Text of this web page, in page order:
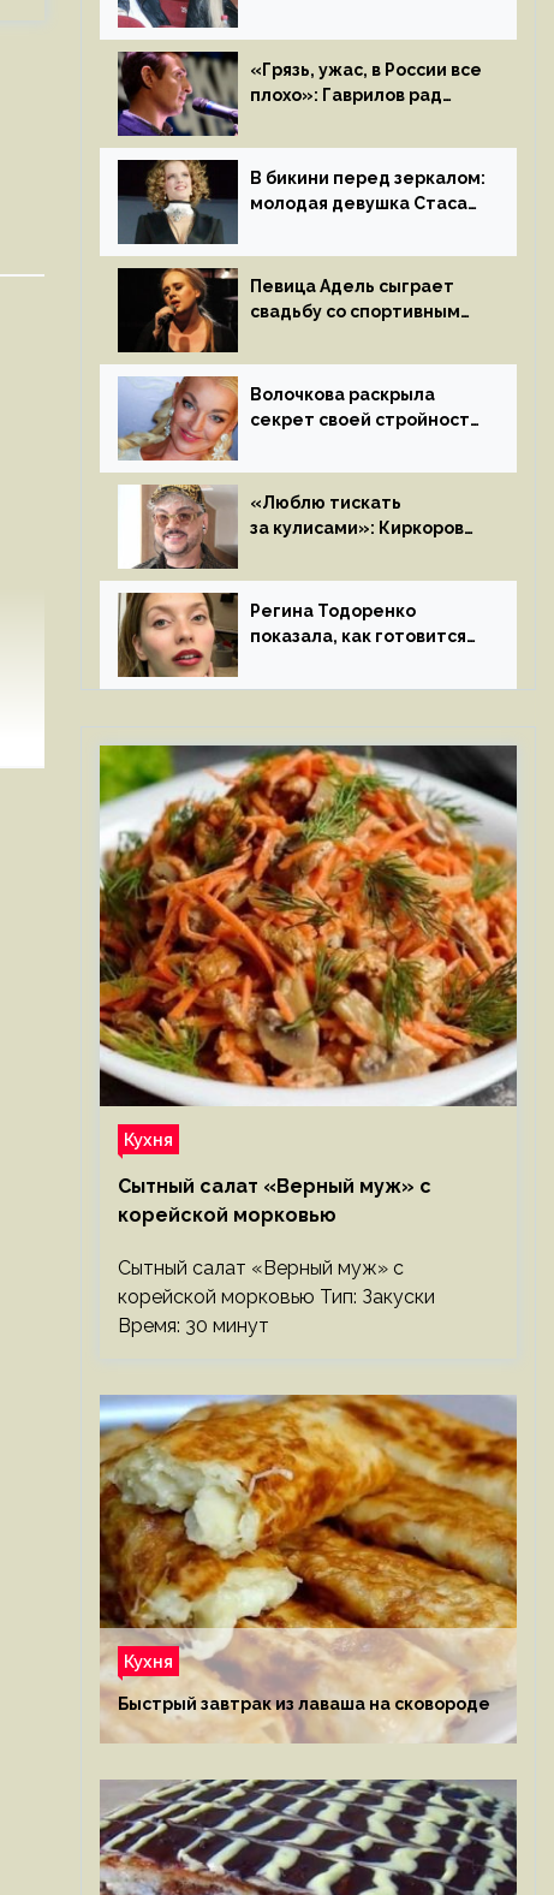
популярной
«Грязь, ужас, в России все
плохо»: Гаврилов рад
иноагентов
В бикини перед зеркалом:
молодая девушка Стаса
на камеру
Певица Адель сыграет
свадьбу со спортивным
этим летом
Волочкова раскрыла
секрет своей стройности:
страстные…»
«Люблю тискать
за кулисами»: Киркоров
к молодой особе
Регина Тодоренко
показала, как готовится
ребенка
Кухня
Сытный салат «Верный муж» с
корейской морковью
Сытный салат «Верный муж» с
корейской морковью Тип: Закуски
Время: 30 минут
Кухня
Быстрый завтрак из лаваша на сковороде